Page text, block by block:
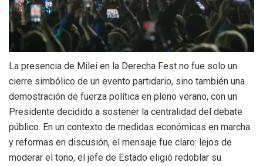
La presencia de Milei en la Derecha Fest no fue solo un
cierre simbólico de un evento partidario, sino también una
demostración de fuerza política en pleno verano, con un
Presidente decidido a sostener la centralidad del debate
público. En un contexto de medidas económicas en marcha
y reformas en discusión, el mensaje fue claro: lejos de
moderar el tono, el jefe de Estado eligió redoblar su